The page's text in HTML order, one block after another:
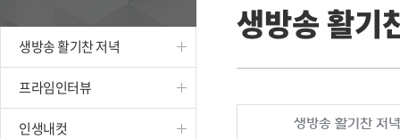
보은
인생내컷
테마기행 길
시청자 FLEX
특집프로그램
16:00
우리 고
생방송 활기찬 저녁
프라임인터뷰
인생내컷
생방송 활기
생방송 활기찬 저녁